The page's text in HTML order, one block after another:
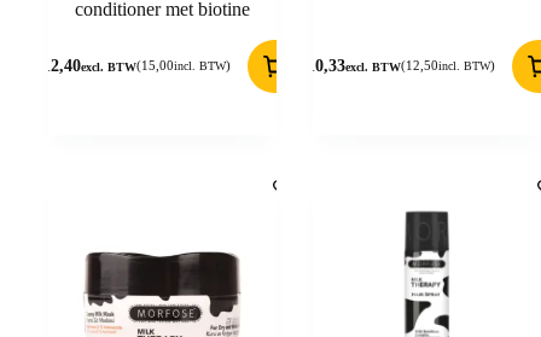
conditioner met biotine
12,40excl. BTW(15,00incl. BTW) 10,33excl. BTW(12,50incl. BTW)